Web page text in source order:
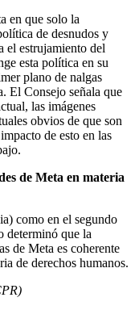
en que solo la
de desnudos y
el estrujamiento del
esta política en su
plano de nalgas
El Consejo señala que
las imágenes
obvios de que son
de esto en las
de Meta en materia
como en el segundo
determinó que la
de Meta es coherente
de derechos humanos.